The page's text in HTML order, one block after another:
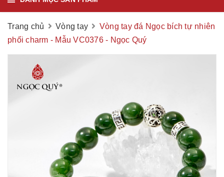
Trang chủ Vòng tay
Vòng tay đá Ngọc bích tự nhiên
phối charm - Mẫu VC0376 - Ngọc Quý